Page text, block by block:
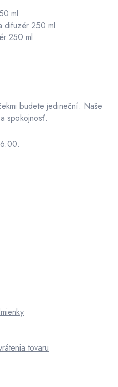
ml
difuzér 250 ml
250 ml
budete jedineční. Naše
spokojnosť.
tovaru